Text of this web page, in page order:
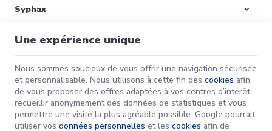
Remettre votre
chaudière en marche
et bien plus!
L’hiver approche à grands
pas, et avec lui, des
températures en baisse
qui nécessitent une bonne
préparation pour garantir
le confort de votre foyer.
Syphax
Informations
Syphax | N° d'entreprise : 0733-658-411 | Mentions légales & Contact
Conditions générales
Conditions d'utilisation du site web|Cookies |Données personnelles|
Traitement de vos données par Google
Une expérience unique
Nous sommes soucieux de vous offrir une navigation sécurisée
et personnalisable. Nous utilisons à cette fin des cookies afin
de vous proposer des offres adaptées à vos centres d’intérêt,
recueillir anonymement des données de statistiques et vous
permettre une visite la plus agréable possible. Google pourrait
utiliser vos données personnelles et les cookies afin de